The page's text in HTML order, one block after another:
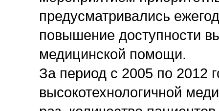
предусматривались
повышение доступности
медицинской помощи.
За период с 2005 по 2012
высокотехнологичной